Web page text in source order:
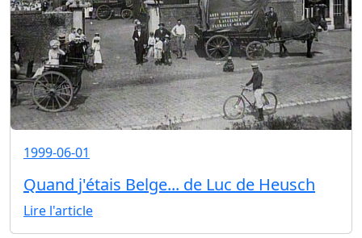
1999-06-01
Quand j'étais Belge... de Luc de Heusch
Lire l'article